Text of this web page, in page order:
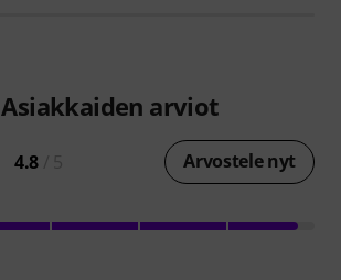
Asiakkaiden arviot
4.8 Arvostele nyt